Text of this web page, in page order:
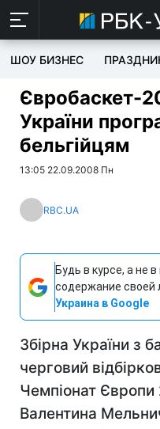
ШОУ БИЗНЕС
Євробаскет-
України
бельгійцям
13:05 22.09.2008 Пн
RBC.UA
Будь в курсе, а не
содержание своей
Украина в Google
Збірна України з
черговий
Чемпіонат Європи
Валентина